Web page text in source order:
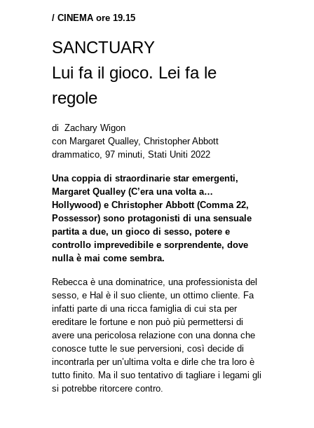
/ CINEMA ore 19.15
SANCTUARY
Lui fa il gioco. Lei fa le
regole
di Zachary Wigon
con Margaret Qualley, Christopher Abbott
drammatico, 97 minuti, Stati Uniti 2022
Una coppia di straordinarie star emergenti,
Margaret Qualley (C’era una volta a…
Hollywood) e Christopher Abbott (Comma 22,
Possessor) sono protagonisti di una sensuale
partita a due, un gioco di sesso, potere e
controllo imprevedibile e sorprendente, dove
nulla è mai come sembra.
Rebecca è una dominatrice, una professionista del
sesso, e Hal è il suo cliente, un ottimo cliente. Fa
infatti parte di una ricca famiglia di cui sta per
ereditare le fortune e non può più permettersi di
avere una pericolosa relazione con una donna che
conosce tutte le sue perversioni, così decide di
incontrarla per un’ultima volta e dirle che tra loro è
tutto finito. Ma il suo tentativo di tagliare i legami gli
si potrebbe ritorcere contro.